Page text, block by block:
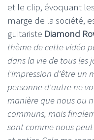
et le clip, évoquant
marge de la société,
guitariste Diamond
thème de cette vidéo
dans la vie de tous les
l'impression d'être un
personne d'autre ne
manière que nous ou
communs, mais
sont comme nous